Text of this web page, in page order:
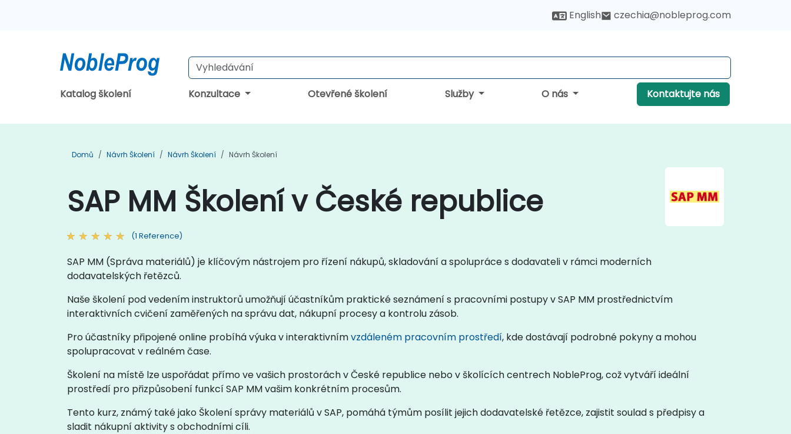
English czechia@nobleprog.com
Katalog školení Konzultace Otevřené školení Služby O nás Kontaktujte nás
Domů Návrh Školení Návrh Školení Návrh Školení
SAP MM Školení v České republice
(1 Reference)
SAP MM (Správa materiálů) je klíčovým nástrojem pro řízení nákupů, skladování a spolupráce s dodavateli v rámci moderních
dodavatelských řetězců.
Naše školení pod vedením instruktorů umožňují účastníkům praktické seznámení s pracovními postupy v SAP MM prostřednictvím
interaktivních cvičení zaměřených na správu dat, nákupní procesy a kontrolu zásob.
Pro účastníky připojené online probíhá výuka v interaktivnímvzdáleném pracovním prostředí, kde dostávají podrobné pokyny a mohou
spolupracovat v reálném čase.
Školení na místě lze uspořádat přímo ve vašich prostorách v České republice nebo v školících centrech NobleProg, což vytváří ideální
prostředí pro přizpůsobení funkcí SAP MM vašim konkrétním procesům.
Tento kurz, známý také jako Školení správy materiálů v SAP, pomáhá týmům posílit jejich dodavatelské řetězce, zajistit soulad s předpisy a
sladit nákupní aktivity s obchodními cíli.